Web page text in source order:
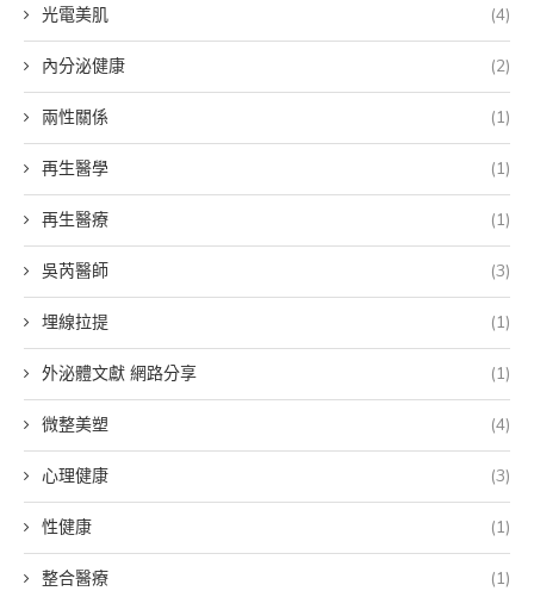
光電美肌 (4)
內分泌健康 (2)
兩性關係 (1)
再生醫學 (1)
再生醫療 (1)
吳芮醫師 (3)
埋線拉提 (1)
外泌體文獻 網路分享 (1)
微整美塑 (4)
心理健康 (3)
性健康 (1)
整合醫療 (1)